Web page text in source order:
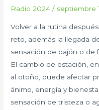
Radio 2024 / septiembre
Volver a la rutina
reto, además la llegada
sensación de bajón o de
El cambio de estación,
al otoño, puede afectar
ánimo, energía y
sensación de tristeza o